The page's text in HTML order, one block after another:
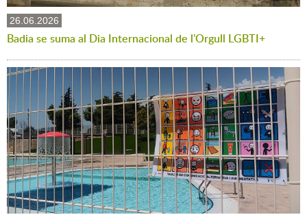
26.06.2026
Badia se suma al Dia Internacional de l'Orgull LGBTI+